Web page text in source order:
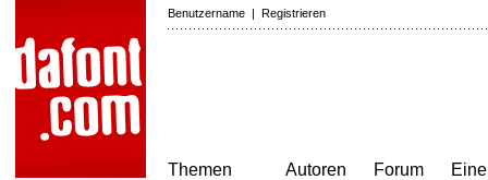
Benutzername | Registrieren
Themen
Autoren
Forum